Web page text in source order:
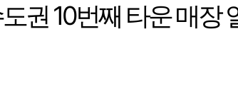
혜택, 전 인류가 함께 공유" 강조
권 10번째 타운 매장